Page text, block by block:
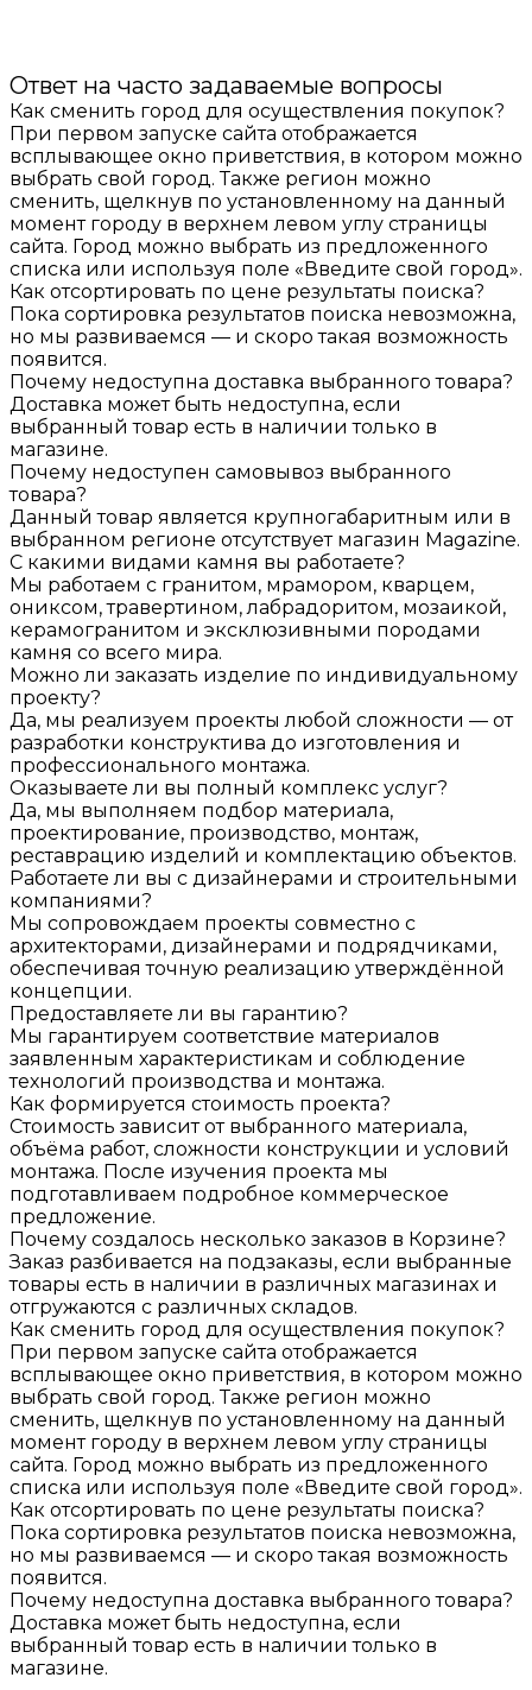
Ответ на часто задаваемые вопросы
Как сменить город для осуществления покупок?
При первом запуске сайта отображается
всплывающее окно приветствия, в котором можно
выбрать свой город. Также регион можно
сменить, щелкнув по установленному на данный
момент городу в верхнем левом углу страницы
сайта. Город можно выбрать из предложенного
списка или используя поле «Введите свой город».
Как отсортировать по цене результаты поиска?
Пока сортировка результатов поиска невозможна,
но мы развиваемся — и скоро такая возможность
появится.
Почему недоступна доставка выбранного товара?
Доставка может быть недоступна, если
выбранный товар есть в наличии только в
магазине.
Почему недоступен самовывоз выбранного
товара?
Данный товар является крупногабаритным или в
выбранном регионе отсутствует магазин Magazine.
С какими видами камня вы работаете?
Мы работаем с гранитом, мрамором, кварцем,
ониксом, травертином, лабрадоритом, мозаикой,
керамогранитом и эксклюзивными породами
камня со всего мира.
Можно ли заказать изделие по индивидуальному
проекту?
Да, мы реализуем проекты любой сложности — от
разработки конструктива до изготовления и
профессионального монтажа.
Оказываете ли вы полный комплекс услуг?
Да, мы выполняем подбор материала,
проектирование, производство, монтаж,
реставрацию изделий и комплектацию объектов.
Работаете ли вы с дизайнерами и строительными
компаниями?
Мы сопровождаем проекты совместно с
архитекторами, дизайнерами и подрядчиками,
обеспечивая точную реализацию утверждённой
концепции.
Предоставляете ли вы гарантию?
Мы гарантируем соответствие материалов
заявленным характеристикам и соблюдение
технологий производства и монтажа.
Как формируется стоимость проекта?
Стоимость зависит от выбранного материала,
объёма работ, сложности конструкции и условий
монтажа. После изучения проекта мы
подготавливаем подробное коммерческое
предложение.
Почему создалось несколько заказов в Корзине?
Заказ разбивается на подзаказы, если выбранные
товары есть в наличии в различных магазинах и
отгружаются с различных складов.
Как сменить город для осуществления покупок?
При первом запуске сайта отображается
всплывающее окно приветствия, в котором можно
выбрать свой город. Также регион можно
сменить, щелкнув по установленному на данный
момент городу в верхнем левом углу страницы
сайта. Город можно выбрать из предложенного
списка или используя поле «Введите свой город».
Как отсортировать по цене результаты поиска?
Пока сортировка результатов поиска невозможна,
но мы развиваемся — и скоро такая возможность
появится.
Почему недоступна доставка выбранного товара?
Доставка может быть недоступна, если
выбранный товар есть в наличии только в
магазине.